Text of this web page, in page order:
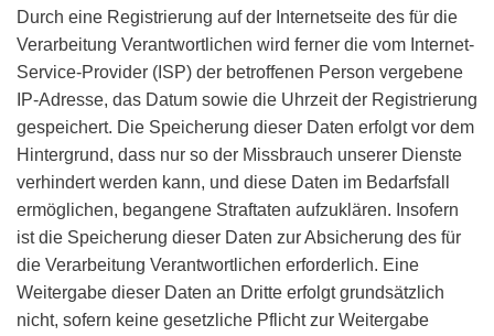
Durch eine Registrierung auf der Internetseite des für die
Verarbeitung Verantwortlichen wird ferner die vom Internet-
Service-Provider (ISP) der betroffenen Person vergebene
IP-Adresse, das Datum sowie die Uhrzeit der Registrierung
gespeichert. Die Speicherung dieser Daten erfolgt vor dem
Hintergrund, dass nur so der Missbrauch unserer Dienste
verhindert werden kann, und diese Daten im Bedarfsfall
ermöglichen, begangene Straftaten aufzuklären. Insofern
ist die Speicherung dieser Daten zur Absicherung des für
die Verarbeitung Verantwortlichen erforderlich. Eine
Weitergabe dieser Daten an Dritte erfolgt grundsätzlich
nicht, sofern keine gesetzliche Pflicht zur Weitergabe